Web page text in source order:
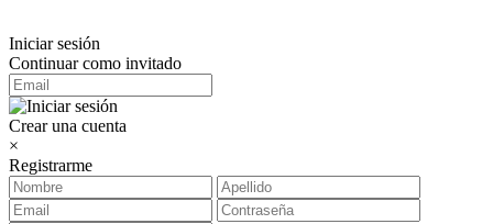
Iniciar sesión
Continuar como invitado
Crear una cuenta
×
Registrarme